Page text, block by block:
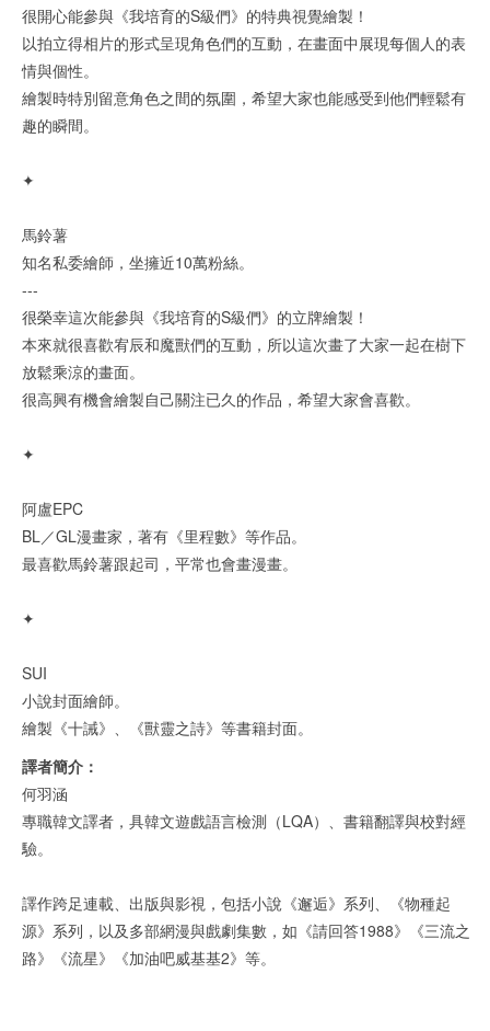
很開心能參與《我培育的S級們》的特典視覺繪製！
以拍立得相片的形式呈現角色們的互動，在畫面中展現每個人的表
情與個性。
繪製時特別留意角色之間的氛圍，希望大家也能感受到他們輕鬆有
趣的瞬間。
✦
馬鈴薯
知名私委繪師，坐擁近10萬粉絲。
---
很榮幸這次能參與《我培育的S級們》的立牌繪製！
本來就很喜歡宥辰和魔獸們的互動，所以這次畫了大家一起在樹下
放鬆乘涼的畫面。
很高興有機會繪製自己關注已久的作品，希望大家會喜歡。
✦
阿盧EPC
BL／GL漫畫家，著有《里程數》等作品。
最喜歡馬鈴薯跟起司，平常也會畫漫畫。
✦
SUI
小說封面繪師。
繪製《十誡》、《獸靈之詩》等書籍封面。
譯者簡介：
何羽涵
專職韓文譯者，具韓文遊戲語言檢測（LQA）、書籍翻譯與校對經
驗。
譯作跨足連載、出版與影視，包括小說《邂逅》系列、《物種起
源》系列，以及多部網漫與戲劇集數，如《請回答1988》《三流之
路》《流星》《加油吧威基基2》等。